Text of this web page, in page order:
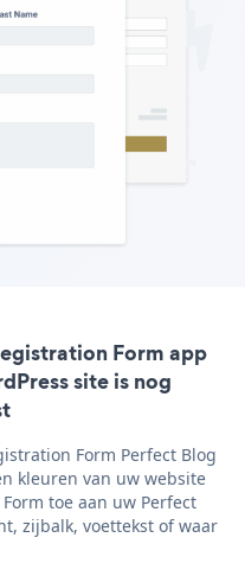
Form app
site is nog
Form Perfect Blog
kleuren van uw website
toe aan uw Perfect
zijbalk, voettekst of waar